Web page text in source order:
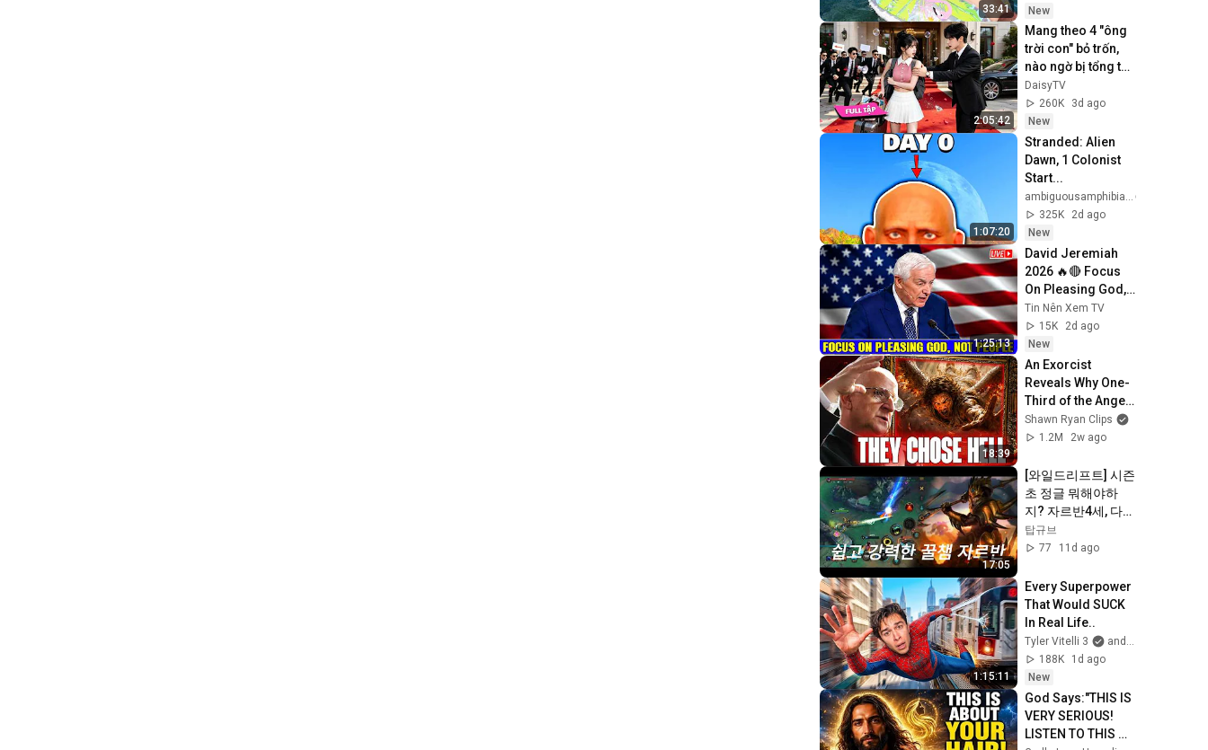
33:41
New
2:05:42
Mang theo 4 "ông
trời con" bỏ trốn,
nào ngờ bị tổng tài
ngàn tỷ đến tận
cửa bắt về chịu
trách nhiệm👑
DaisyTV
260K
3d ago
New
1:07:20
Stranded: Alien
Dawn, 1 Colonist
Start...
ambiguousamphibian
325K
2d ago
New
1:25:13
David Jeremiah
2026 🔥🔴 Focus
On Pleasing God,
Not People 💥🔴
David Jeremiah
Sermons 2026
Tin Nên Xem TV
15K
2d ago
New
18:39
An Exorcist
Reveals Why One-
Third of the Angels
Chose Hell
Shawn Ryan Clips
1.2M
2w ago
17:05
[와일드리프트] 시즌
초 정글 뭐해야하
지? 자르반4세, 다양
한 시도 끝 좋다 쉽고
쎄고 단단하고 이게
즌 그마 정글러
탑규브
77
11d ago
1:15:11
Every Superpower
That Would SUCK
In Real Life..
Tyler Vitelli 3
and 2 more
188K
1d ago
New
God Says:"THIS IS
VERY SERIOUS!
LISTEN TO THIS